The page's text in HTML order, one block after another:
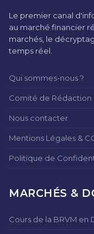
Le premier canal
au marché financier
marchés, le
temps réel.
Qui sommes-nous ?
Comité de Rédaction
Nous contacter
Mentions Légales &
Politique de
MARCHÉS &
Cours de la BRVM en